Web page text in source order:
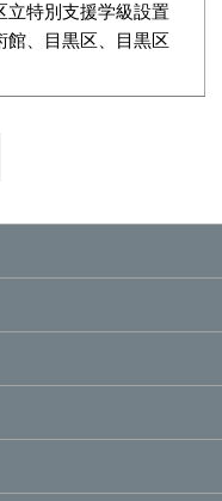
立特別支援学級設置
館、目黒区、目黒区